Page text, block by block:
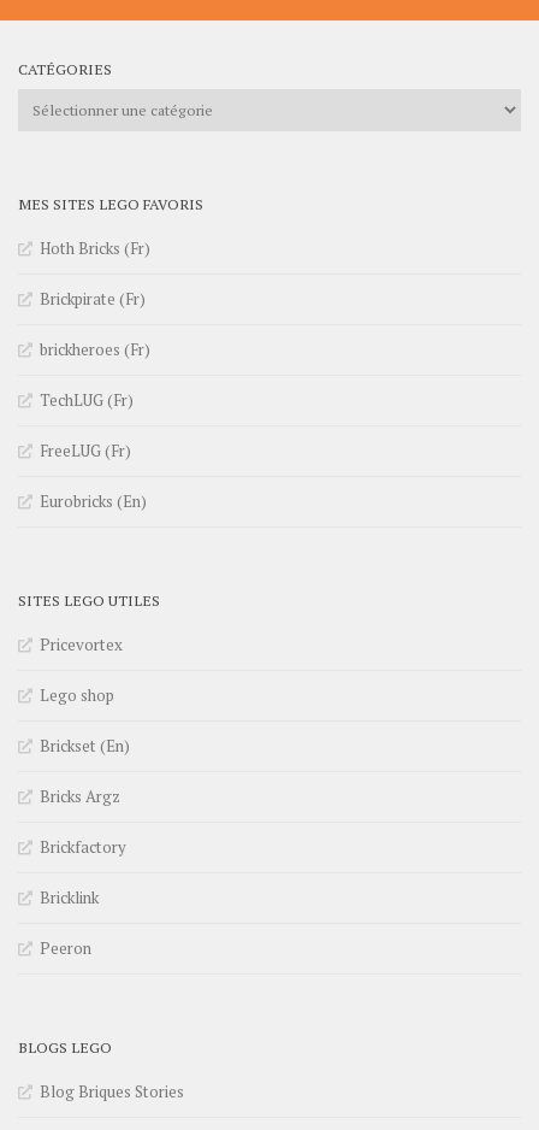
CATÉGORIES
Catégories
MES SITES LEGO FAVORIS
Hoth Bricks (Fr)
Brickpirate (Fr)
brickheroes (Fr)
TechLUG (Fr)
FreeLUG (Fr)
Eurobricks (En)
SITES LEGO UTILES
Pricevortex
Lego shop
Brickset (En)
Bricks Argz
Brickfactory
Bricklink
Peeron
BLOGS LEGO
Blog Briques Stories